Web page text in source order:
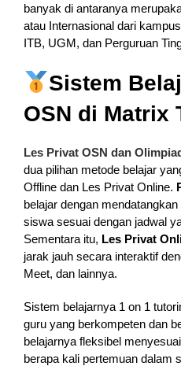
banyak di antaranya
atau Internasional dari
ITB, UGM, dan Perguruan
Sistem
OSN di Matrix
Les Privat OSN dan
dua pilihan metode belajar
Offline dan Les Privat Online.
belajar dengan
siswa sesuai dengan jadwal
Sementara itu, Les Privat
jarak jauh secara interaktif
Meet, dan lainnya.
Sistem belajarnya 1 on 1
guru yang berkompeten dan
belajarnya fleksibel
berapa kali pertemuan dalam